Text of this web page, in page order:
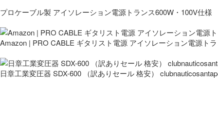
プロケーブル製 アイソレーション電源トランス600W・100V仕様
Amazon | PRO CABLE ギタリスト電源 アイソレーション電源ト
日章工業変圧器 SDX-600 （訳ありセール 格安）